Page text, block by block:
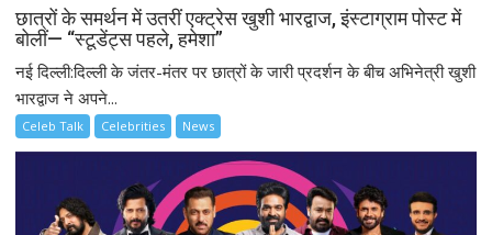
छात्रों के समर्थन में उतरीं एक्ट्रेस खुशी भारद्वाज, इंस्टाग्राम पोस्ट में
बोलीं— “स्टूडेंट्स पहले, हमेशा”
नई दिल्ली:दिल्ली के जंतर-मंतर पर छात्रों के जारी प्रदर्शन के बीच अभिनेत्री खुशी
भारद्वाज ने अपने...
Celeb Talk Celebrities News